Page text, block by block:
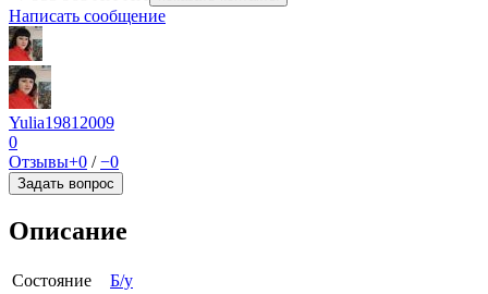
Написать сообщение
Yulia19812009
0
Отзывы+0 /−0
Задать вопрос
Описание
Состояние
Б/у